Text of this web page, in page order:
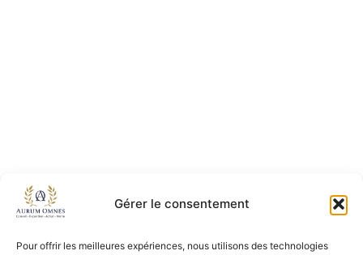
Gérer le consentement
Pour offrir les meilleures expériences, nous utilisons des technologies